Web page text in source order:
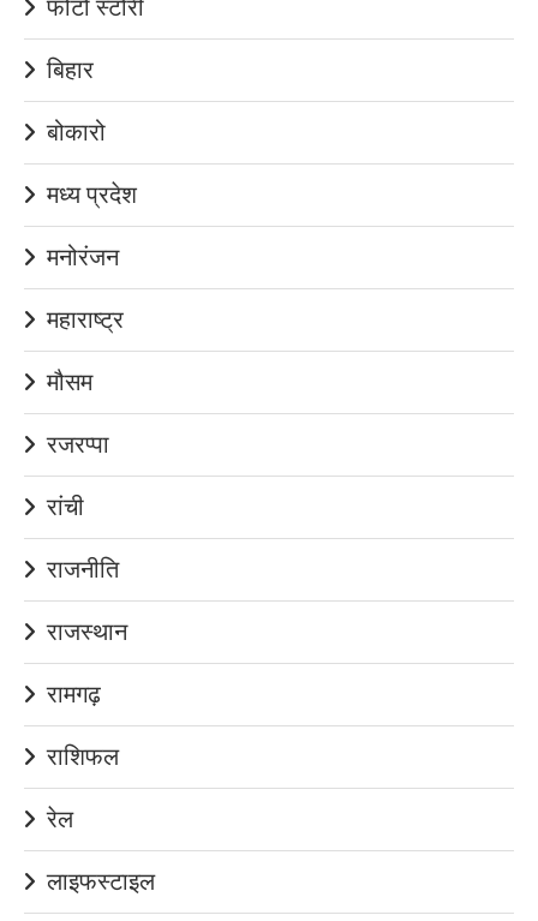
फोटो स्टोरी
बिहार
बोकारो
मध्य प्रदेश
मनोरंजन
महाराष्ट्र
मौसम
रजरप्पा
रांची
राजनीति
राजस्थान
रामगढ़
राशिफल
रेल
लाइफस्टाइल